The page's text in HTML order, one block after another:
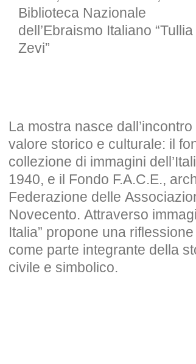
Biblioteca Nazionale
dell’Ebraismo Italiano “Tullia
Zevi”
La mostra nasce
valore storico e culturale: il
collezione di immagini
1940, e il Fondo F.A.C.E.,
Federazione delle
Novecento. Attraverso
Italia” propone una
come parte integrante della
civile e simbolico.